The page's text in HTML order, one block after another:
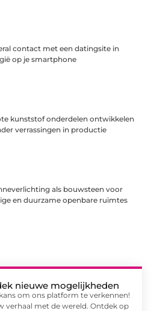
contact met een datingsite in
op je smartphone
kunststof onderdelen ontwikkelen
verrassingen in productie
als bouwsteen voor
en duurzame openbare ruimtes
nieuwe mogelijkheden
om ons platform te verkennen!
verhaal met de wereld. Ontdek op